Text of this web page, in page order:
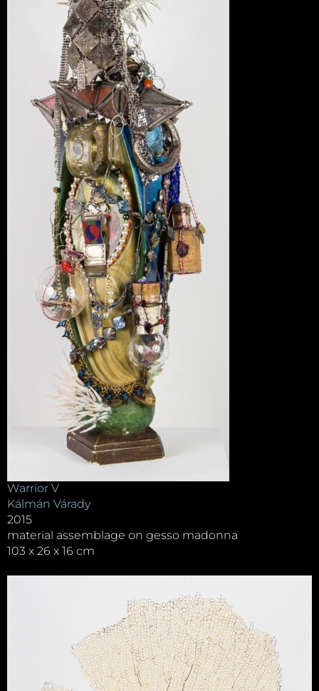
Warrior V
Kálmán Várady
2015
material assemblage on gesso madonna
103 x 26 x 16 cm